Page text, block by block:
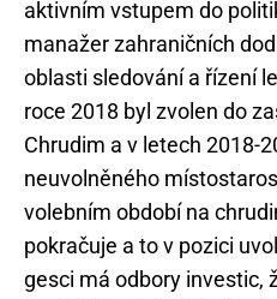
aktivním vstupem do
manažer zahraničních
oblasti sledování a řízení
roce 2018 byl zvolen do
Chrudim a v letech 2018-
neuvolněného
volebním období na
pokračuje a to v pozici
gesci má odbory investic,